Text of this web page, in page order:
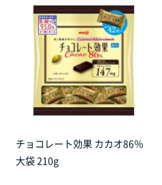
チョコレート効果 カカオ86％
大袋 210g